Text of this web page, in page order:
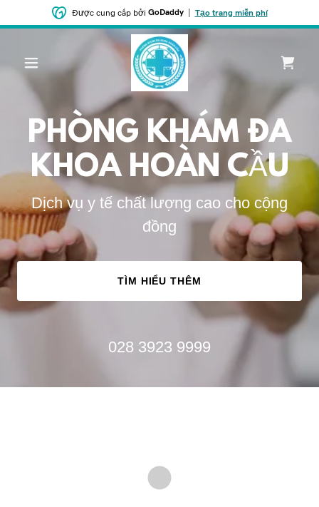
Được cung cấp bởi GoDaddy| Tạo trang miễn phí
PHÒNG KHÁM ĐA
KHOA HOÀN CẦU
Dịch vụ y tế chất lượng cao cho cộng
đồng
TÌM HIỂU THÊM
028 3923 9999